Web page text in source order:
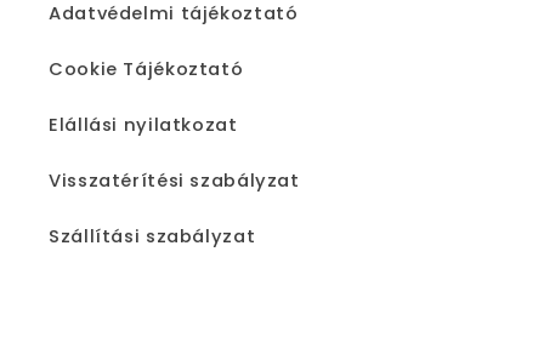
Adatvédelmi tájékoztató
Cookie Tájékoztató
Elállási nyilatkozat
Visszatérítési szabályzat
Szállítási szabályzat